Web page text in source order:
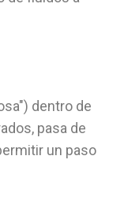
dentro de
pasa de
un paso